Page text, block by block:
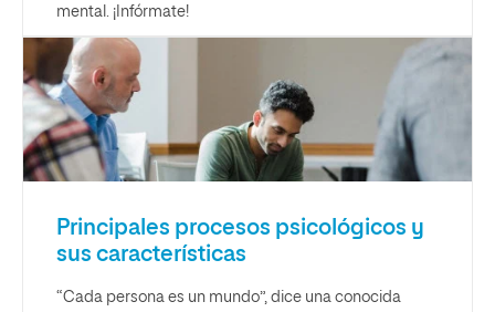
mental. ¡Infórmate!
Principales procesos psicológicos y
sus características
“Cada persona es un mundo”, dice una conocida